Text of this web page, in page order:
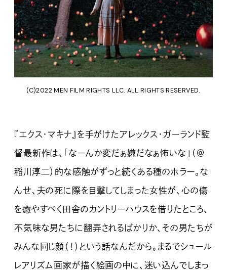
(C)2022 MEN FILM RIGHTS LLC. ALL RIGHTS RESERVED.
『エクス・マキナ』を手がけたアレックス・ガーランド監
督最新作は、「なーんか変だぁ嫌だなぁ怖いな」（＠
稲川淳二）的な感触がずっと続くある種のホラー。な
んせ、夫の死に際を目撃してしまった女性が、心の傷
を癒やすべく田舎のカントリーハウスを借りたところ、
不気味な男たちに翻弄されるばかりか、その男たちが
みんな同じ顔（！）という話なんだから。まるでシュール
レアリズム画家が描く絵画の中に、迷い込んでしまっ